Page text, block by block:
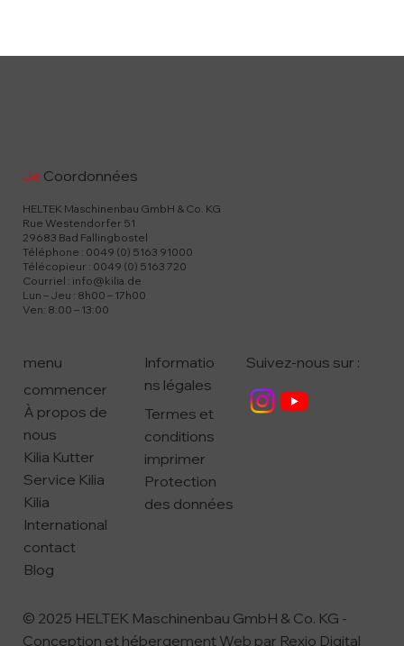
Je Coordonnées
HELTEK Maschinenbau GmbH & Co. KG
Rue Westendorfer 51
29683 Bad Fallingbostel
Téléphone : 0049 (0) 5163 91000
Télécopieur : 0049 (0) 5163 720
Courriel : info@kilia.de
Lun – Jeu : 8h00 – 17h00
Ven: 8:00 – 13:00
menu
commencer
À propos de
nous
Kilia Kutter
Service Kilia
Kilia
International
contact
Blog
Informatio
ns légales
Termes et
conditions
imprimer
Protection
des données
Suivez-nous sur :
© 2025 HELTEK Maschinenbau GmbH & Co. KG -
Conception et hébergement Web par Rexio Digital